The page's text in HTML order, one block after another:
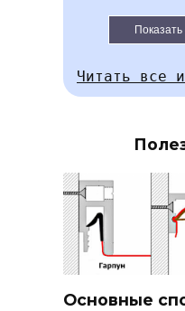
Читать все
Основные